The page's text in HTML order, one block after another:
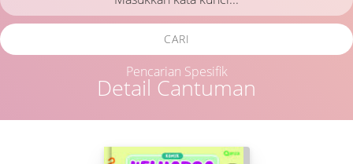
Detail Cantuman
CARI
Pencarian Spesifik